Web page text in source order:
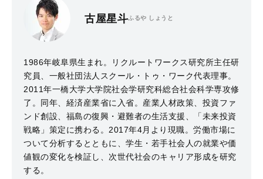
古屋星斗ふるや しょうと
1986年岐阜県生まれ。リクルートワークス研究所主任研
究員、一般社団法人スクール・トゥ・ワーク代表理事。
2011年一橋大学大学院社会学研究科総合社会科学専攻修
了。同年、経済産業省に入省。産業人材政策、投資ファ
ンド創設、福島の復興・避難者の生活支援、「未来投資
戦略」策定に携わる。2017年4月より現職。労働市場に
ついて分析するとともに、学生・若手社会人の就業や価
値観の変化を検証し、次世代社会のキャリア形成を研究
する。